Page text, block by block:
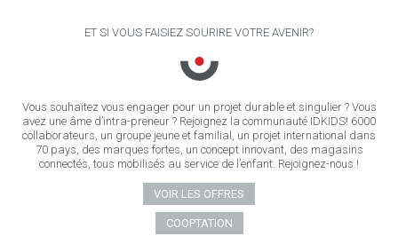
ET SI VOUS FAISIEZ SOURIRE VOTRE AVENIR?
Vous souhaitez vous engager pour un projet durable et singulier ? Vous
avez une âme d’intra-preneur ? Rejoignez la communauté IDKIDS! 6000
collaborateurs, un groupe jeune et familial, un projet international dans
70 pays, des marques fortes, un concept innovant, des magasins
connectés, tous mobilisés au service de l’enfant. Rejoignez-nous !
VOIR LES OFFRES
COOPTATION